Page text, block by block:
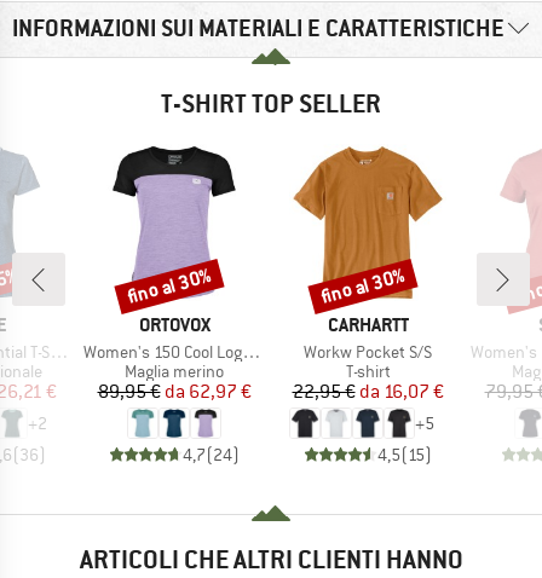
INFORMAZIONI SUI MATERIALI E CARATTERISTICHE
T-SHIRT TOP SELLER
T-Shirt
ridotto
€
+2
(36)
MARCHIO
ORTOVOX
Articolo
Women's 150 Cool Logo T-Shirt
Gruppo di prodotti
Maglia merino
Prezzo
89,95 € Prezzo ridotto
da 62,97 €
4,7(24)
Sconto
fino al 30%
MARCHIO
CARHARTT
Articolo
Workw Pocket S/S
Gruppo di prodotti
T-shirt
Prezzo
22,95 € Prezzo ridotto
da 16,07 €
+5
4,5(15)
Sconto
fino al 30%
Articolo
Women's Merino155
79,95
ARTICOLI CHE ALTRI CLIENTI HANNO